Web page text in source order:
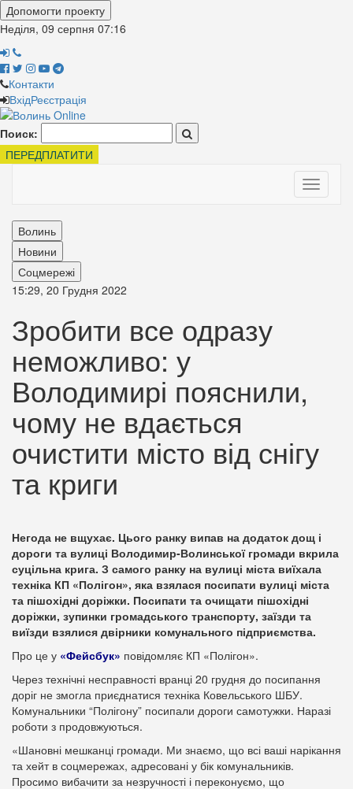
Допомогти проекту
Неділя, 09 серпня 07:16
Контакти
ВхідРеєстрація
Поиск:
ПЕРЕДПЛАТИТИ
Toggle
Волинь
Новини
Соцмережі
15:29, 20 Грудня 2022
Зробити все одразу
неможливо: у
Володимирі пояснили,
чому не вдається
очистити місто від снігу
та криги
Негода не вщухає. Цього ранку випав на додаток дощ і
дороги та вулиці Володимир-Волинської громади вкрила
суцільна крига. З самого ранку на вулиці міста виїхала
техніка КП «Полігон», яка взялася посипати вулиці міста
та пішохідні доріжки. Посипати та очищати пішохідні
доріжки, зупинки громадського транспорту, заїзди та
виїзди взялися двірники комунального підприємства.
Про це у «Фейсбук» повідомляє КП «Полігон».
Через технічні несправності вранці 20 грудня до посипання
доріг не змогла приєднатися техніка Ковельського ШБУ.
Комунальники “Полігону” посипали дороги самотужки. Наразі
роботи з продовжуються.
«Шановні мешканці громади. Ми знаємо, що всі ваші нарікання
та хейт в соцмережах, адресовані у бік комунальників.
Просимо вибачити за незручності і переконуємо, що